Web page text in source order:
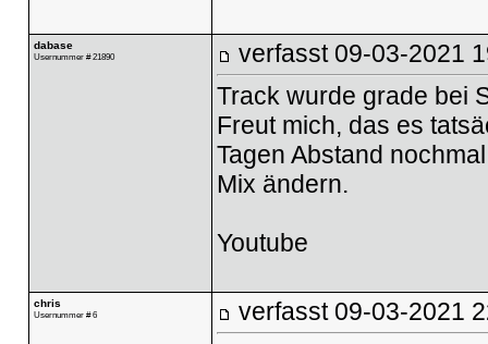
dabase
Usernummer # 21890 verfasst 09-03-2021
Track wurde grade bei
Freut mich, das es
Tagen Abstand
Mix ändern.
Youtube
chris
Usernummer # 6 verfasst 09-03-2021